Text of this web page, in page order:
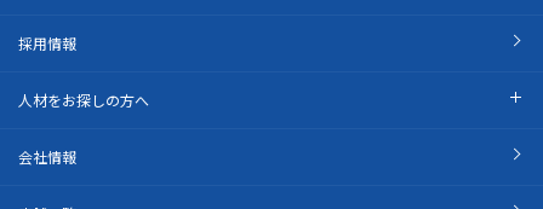
採用情報
人材をお探しの方へ
会社情報